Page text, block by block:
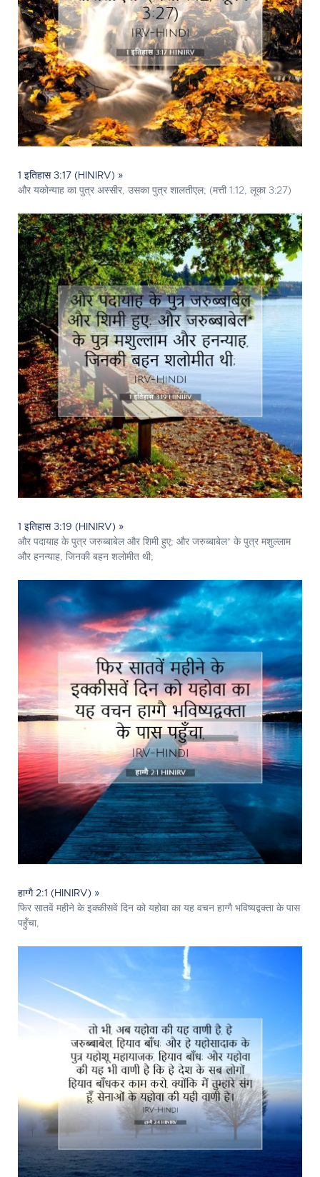
1 इतिहास 3:17 (HINIRV) »
और यकोन्याह का पुत्र अस्सीर, उसका पुत्र शालतीएल; (मत्ती 1:12, लूका 3:27)
1 इतिहास 3:19 (HINIRV) »
और पदायाह के पुत्र जरुब्बाबेल और शिमी हुए; और जरुब्बाबेल* के पुत्र मशुल्लाम
और हनन्याह, जिनकी बहन शलोमीत थी;
हाग्गै 2:1 (HINIRV) »
फिर सातवें महीने के इक्कीसवें दिन को यहोवा का यह वचन हाग्गै भविष्यद्वक्ता के पास
पहुँचा,